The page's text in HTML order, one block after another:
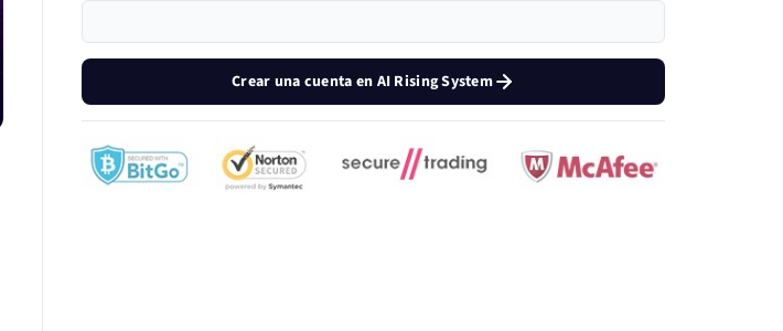
Crear una cuenta en AI Rising System